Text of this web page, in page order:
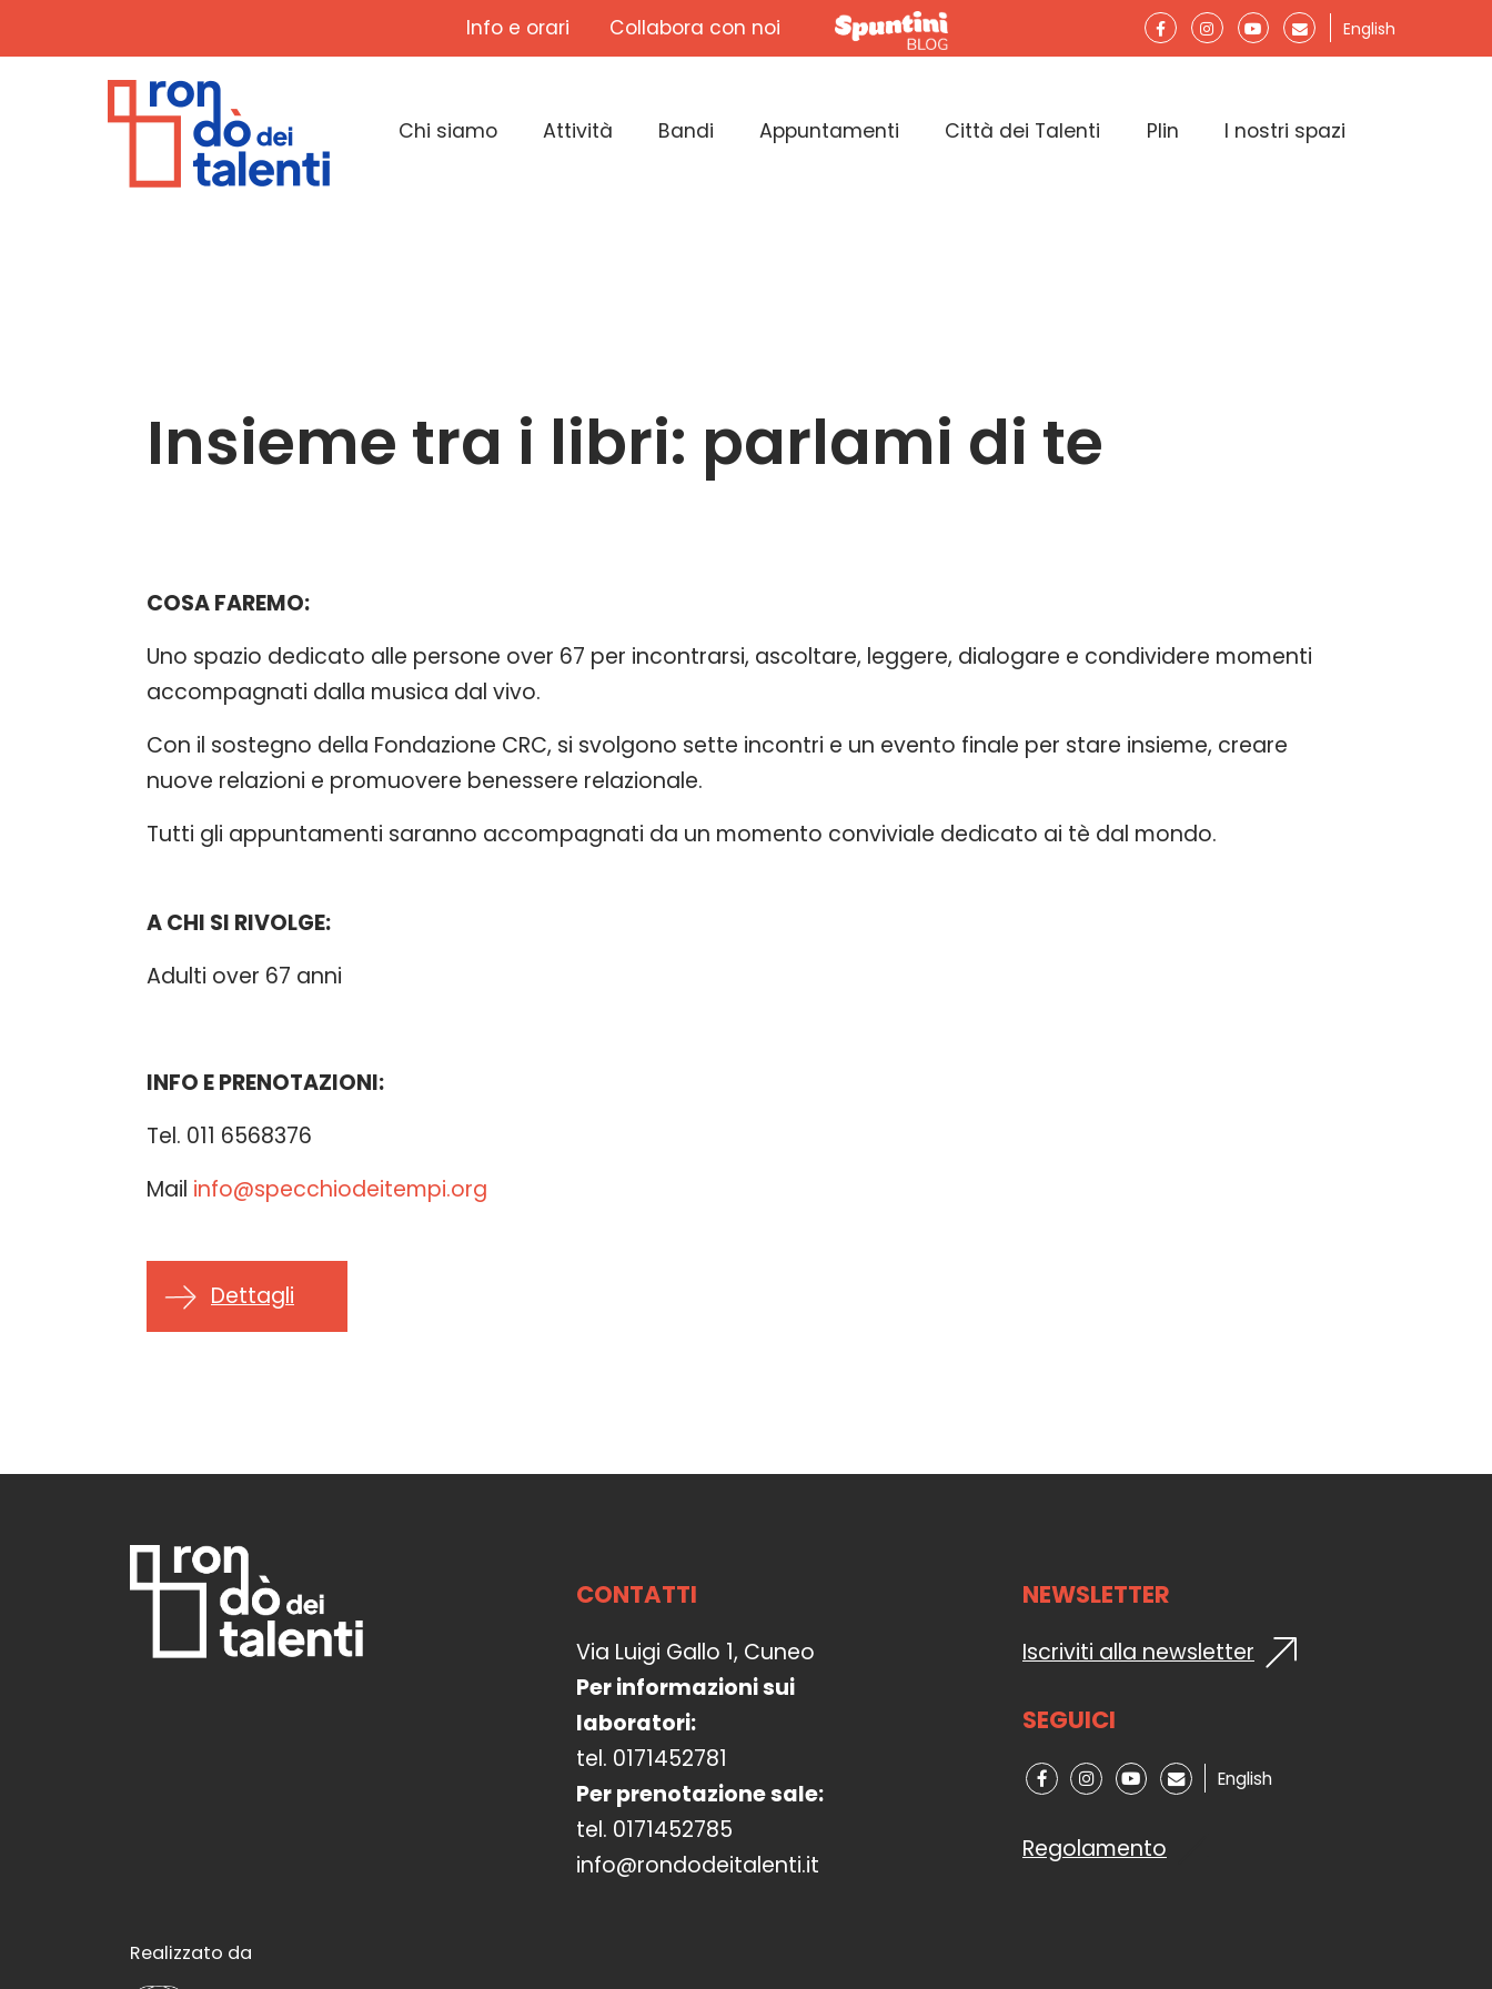
Info e orari Collabora con noi English
Chi siamo Attività Bandi Appuntamenti Città dei Talenti Plin I nostri spazi
Insieme tra i libri: parlami di te
COSA FAREMO:
Uno spazio dedicato alle persone over 67 per incontrarsi, ascoltare, leggere, dialogare e condividere momenti
accompagnati dalla musica dal vivo.
Con il sostegno della Fondazione CRC, si svolgono sette incontri e un evento finale per stare insieme, creare
nuove relazioni e promuovere benessere relazionale.
Tutti gli appuntamenti saranno accompagnati da un momento conviviale dedicato ai tè dal mondo.
A CHI SI RIVOLGE:
Adulti over 67 anni
INFO E PRENOTAZIONI:
Tel. 011 6568376
Mail info@specchiodeitempi.org
Dettagli
CONTATTI
Via Luigi Gallo 1, Cuneo
Per informazioni sui
laboratori:
tel. 0171452781
Per prenotazione sale:
tel. 0171452785
info@rondodeitalenti.it
NEWSLETTER
Iscriviti alla newsletter
SEGUICI
English
Regolamento
Realizzato da